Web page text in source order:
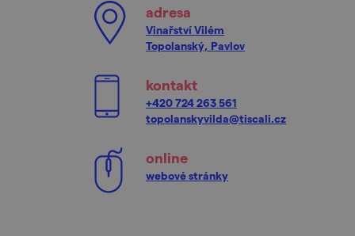
adresa
Vinařství Vilém
Topolanský, Pavlov
kontakt
+420 724 263 561
topolanskyvilda@tiscali.cz
online
webové stránky